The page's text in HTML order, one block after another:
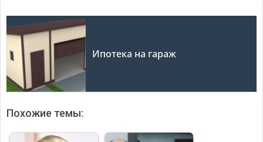
Ипотека на гараж
Похожие темы: